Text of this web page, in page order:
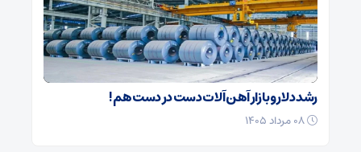
رشد دلار و بازار آهن‌ آلات دست در دست هم!